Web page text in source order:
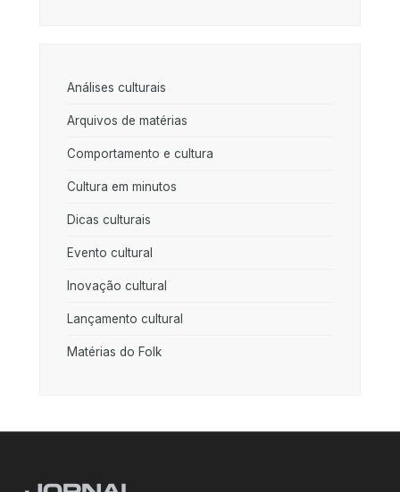
Análises culturais
Arquivos de matérias
Comportamento e cultura
Cultura em minutos
Dicas culturais
Evento cultural
Inovação cultural
Lançamento cultural
Matérias do Folk